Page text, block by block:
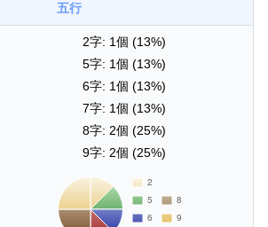
五行
2字: 1個 (13%)
5字: 1個 (13%)
6字: 1個 (13%)
7字: 1個 (13%)
8字: 2個 (25%)
9字: 2個 (25%)